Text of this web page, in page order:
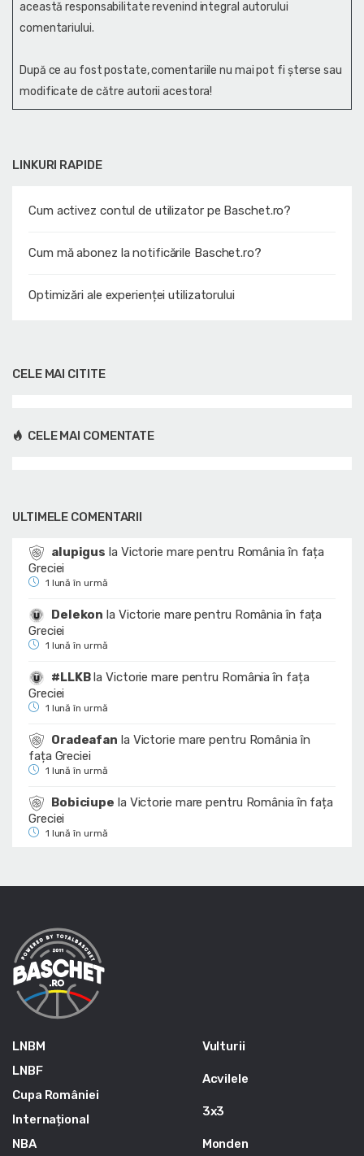
LINKURI RAPIDE
Cum activez contul de utilizator pe Baschet.ro?
Cum mă abonez la notificările Baschet.ro?
Optimizări ale experienței utilizatorului
această responsabilitate revenind integral autorului
comentariului.
După ce au fost postate, comentariile nu mai pot fi șterse sau
modificate de către autorii acestora!
CELE MAI CITITE
CELE MAI COMENTATE
ULTIMELE COMENTARII
alupigus la Victorie mare pentru România în fața
Greciei
1 lună în urmă
Delekon la Victorie mare pentru România în fața
Greciei
1 lună în urmă
#LLKBlaVictorie mare pentru România în fața
Greciei
1 lună în urmă
Oradeafan la Victorie mare pentru România în
fața Greciei
1 lună în urmă
Bobiciupe la Victorie mare pentru România în fața
Greciei
1 lună în urmă
LNBM
LNBF
Cupa României
Internațional
NBA
Vulturii
Acvilele
3x3
Monden